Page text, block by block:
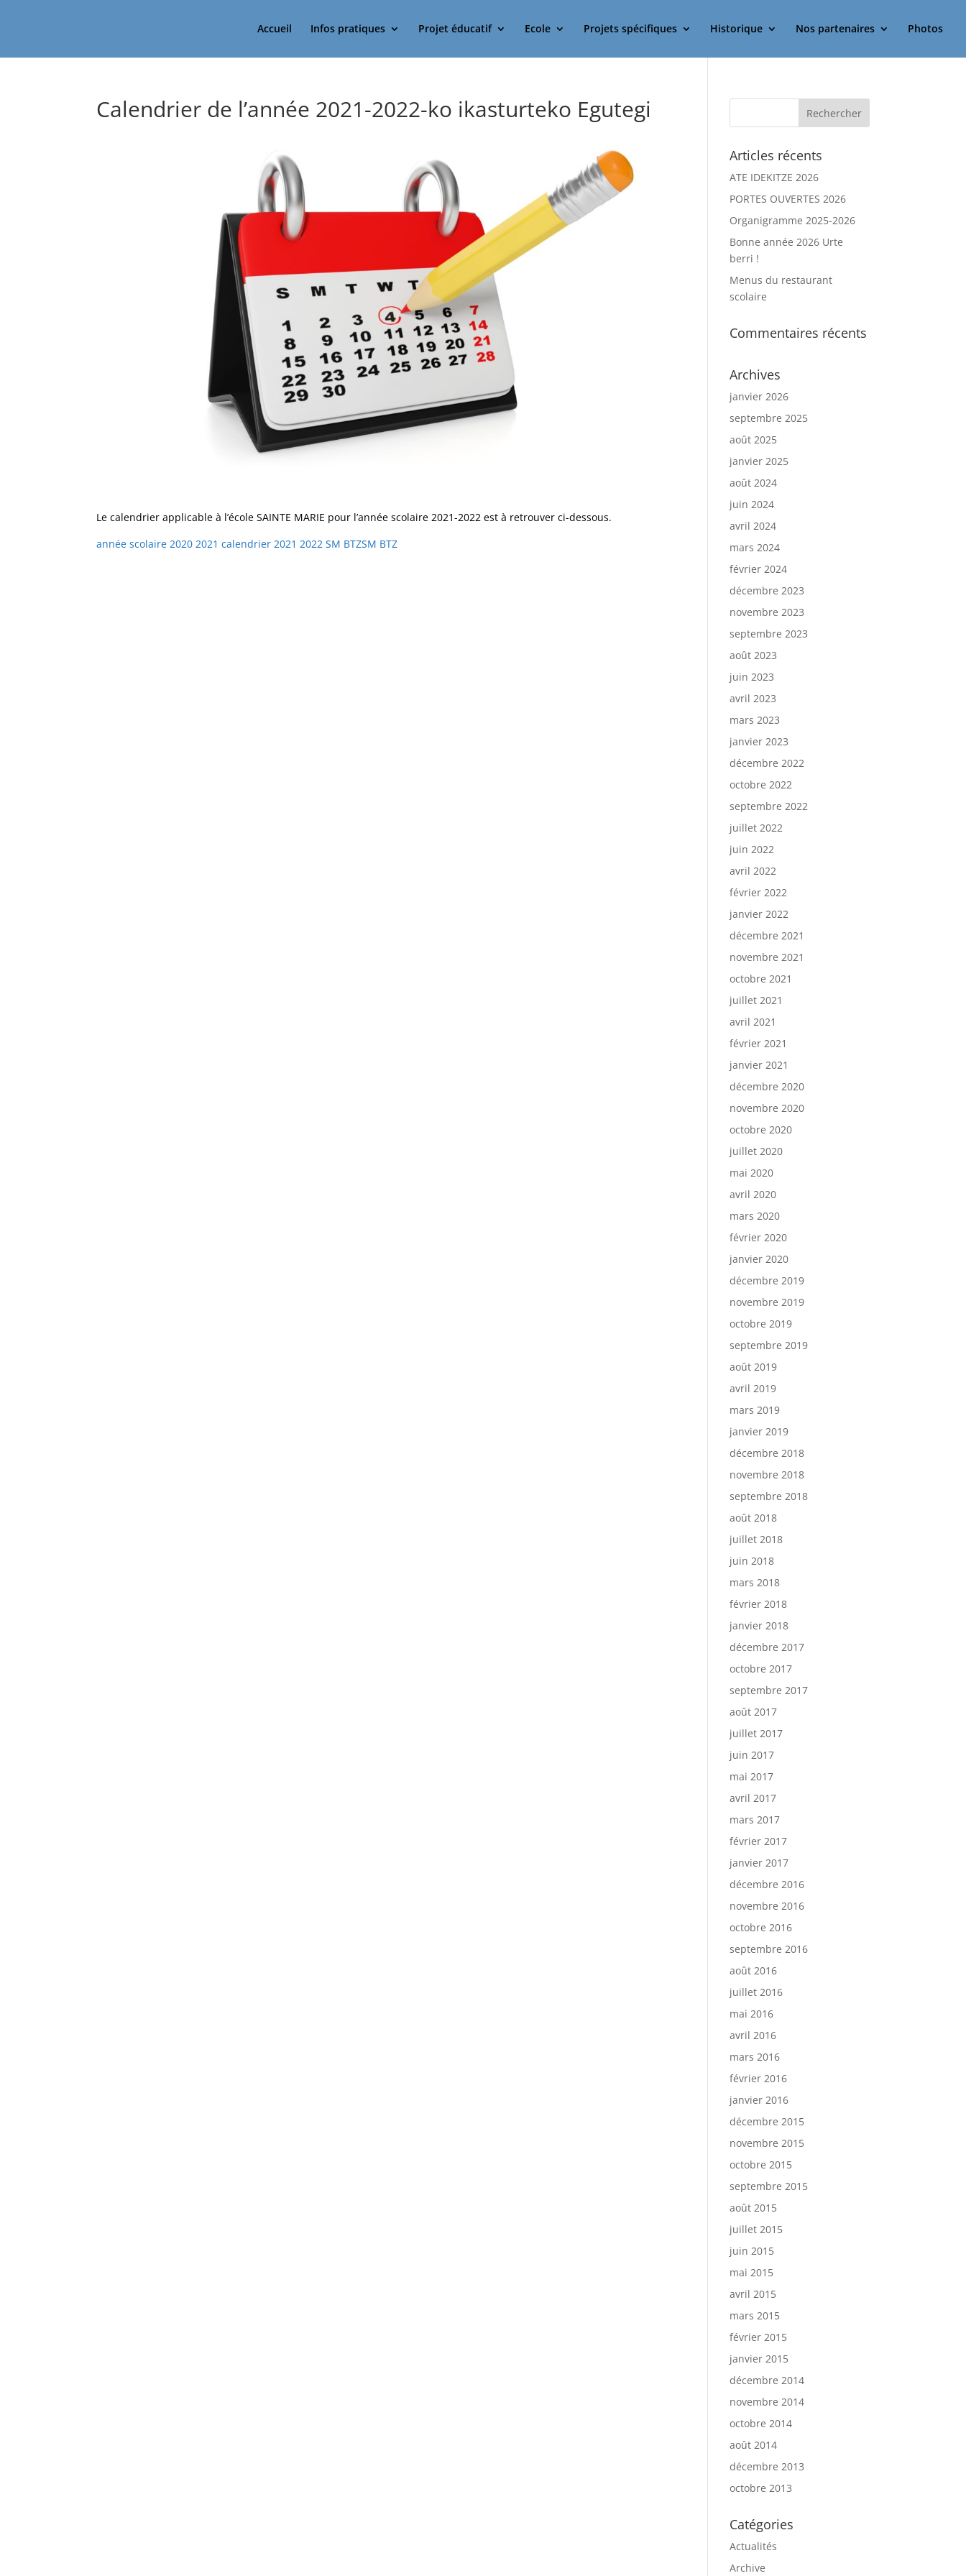
Accueil Infos pratiques Projet éducatif Ecole Projets spécifiques Historique Nos partenaires Photos
Calendrier de l’année 2021-2022-ko ikasturteko Egutegi
Le calendrier applicable à l’école SAINTE MARIE pour l’année scolaire 2021-2022 est à retrouver ci-dessous.
année scolaire 2020 2021calendrier 2021 2022 SM BTZSM BTZ
Articles récents
ATE IDEKITZE 2026
PORTES OUVERTES 2026
Organigramme 2025-2026
Bonne année 2026 Urte
berri !
Menus du restaurant
scolaire
Commentaires récents
Archives
janvier 2026
septembre 2025
août 2025
janvier 2025
août 2024
juin 2024
avril 2024
mars 2024
février 2024
décembre 2023
novembre 2023
septembre 2023
août 2023
juin 2023
avril 2023
mars 2023
janvier 2023
décembre 2022
octobre 2022
septembre 2022
juillet 2022
juin 2022
avril 2022
février 2022
janvier 2022
décembre 2021
novembre 2021
octobre 2021
juillet 2021
avril 2021
février 2021
janvier 2021
décembre 2020
novembre 2020
octobre 2020
juillet 2020
mai 2020
avril 2020
mars 2020
février 2020
janvier 2020
décembre 2019
novembre 2019
octobre 2019
septembre 2019
août 2019
avril 2019
mars 2019
janvier 2019
décembre 2018
novembre 2018
septembre 2018
août 2018
juillet 2018
juin 2018
mars 2018
février 2018
janvier 2018
décembre 2017
octobre 2017
septembre 2017
août 2017
juillet 2017
juin 2017
mai 2017
avril 2017
mars 2017
février 2017
janvier 2017
décembre 2016
novembre 2016
octobre 2016
septembre 2016
août 2016
juillet 2016
mai 2016
avril 2016
mars 2016
février 2016
janvier 2016
décembre 2015
novembre 2015
octobre 2015
septembre 2015
août 2015
juillet 2015
juin 2015
mai 2015
avril 2015
mars 2015
février 2015
janvier 2015
décembre 2014
novembre 2014
octobre 2014
août 2014
décembre 2013
octobre 2013
Catégories
Actualités
Archive